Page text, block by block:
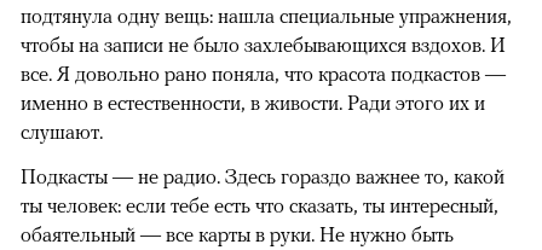
подтянула одну вещь: нашла специальные упражнения,
чтобы на записи не было захлебывающихся вздохов. И
все. Я довольно рано поняла, что красота подкастов —
именно в естественности, в живости. Ради этого их и
слушают.
Подкасты — не радио. Здесь гораздо важнее то, какой
ты человек: если тебе есть что сказать, ты интересный,
обаятельный — все карты в руки. Не нужно быть